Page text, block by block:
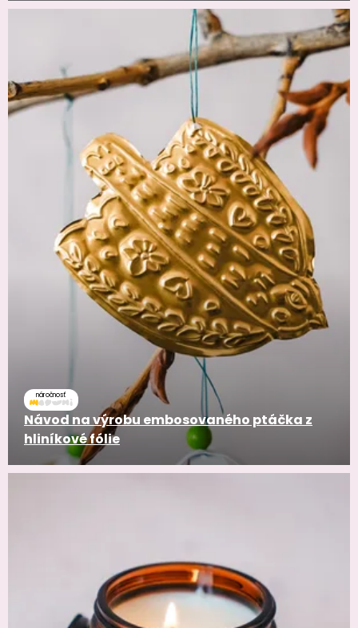
náročnosť
Návod na výrobu embosovaného ptáčka z
hliníkové fólie